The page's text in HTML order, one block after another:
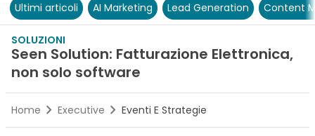
Ultimi articoli AI Marketing Lead Generation Content
SOLUZIONI
Seen Solution: Fatturazione Elettronica,
non solo software
Home Executive Eventi E Strategie